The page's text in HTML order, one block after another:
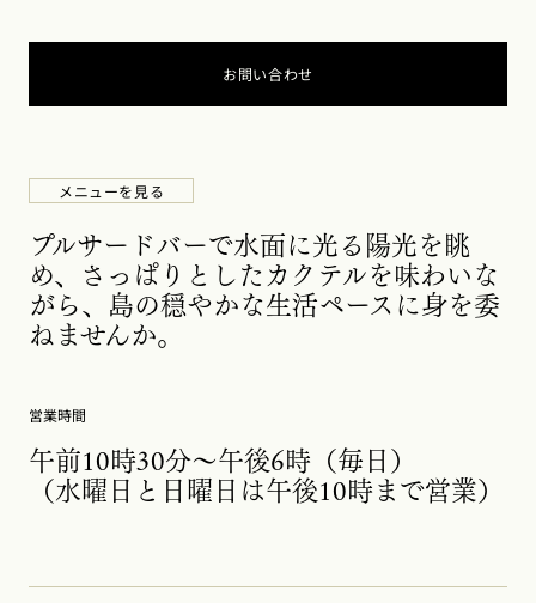
お問い合わせ
メニューを見る
新しいタブで開く
プルサードバーで水面に光る陽光を眺
め、さっぱりとしたカクテルを味わいな
がら、島の穏やかな生活ペースに身を委
ねませんか。
営業時間
午前10時30分～午後6時（毎日）
（水曜日と日曜日は午後10時まで営業）